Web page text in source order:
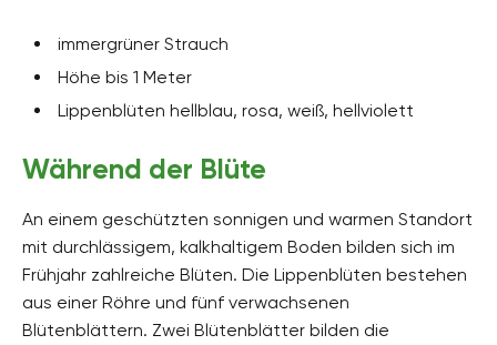
immergrüner Strauch
Höhe bis 1 Meter
Lippenblüten hellblau, rosa, weiß, hellviolett
Während der Blüte
An einem geschützten sonnigen und warmen Standort
mit durchlässigem, kalkhaltigem Boden bilden sich im
Frühjahr zahlreiche Blüten. Die Lippenblüten bestehen
aus einer Röhre und fünf verwachsenen
Blütenblättern. Zwei Blütenblätter bilden die